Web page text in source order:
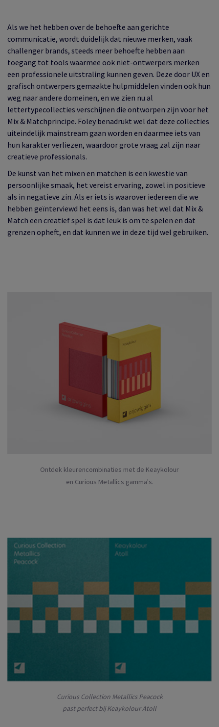
Als we het hebben over de behoefte aan gerichte
communicatie, wordt duidelijk dat nieuwe merken, vaak
challenger brands, steeds meer behoefte hebben aan
toegang tot tools waarmee ook niet-ontwerpers merken
een professionele uitstraling kunnen geven. Deze door UX en
grafisch ontwerpers gemaakte hulpmiddelen vinden ook hun
weg naar andere domeinen, en we zien nu al
lettertypecollecties verschijnen die ontworpen zijn voor het
Mix & Matchprincipe. Foley benadrukt wel dat deze collecties
uiteindelijk mainstream gaan worden en daarmee iets van
hun karakter verliezen, waardoor grote vraag zal zijn naar
creatieve professionals.
De kunst van het mixen en matchen is een kwestie van
persoonlijke smaak, het vereist ervaring, zowel in positieve
als in negatieve zin. Als er iets is waarover iedereen die we
hebben geïnterviewd het eens is, dan was het wel dat Mix &
Match een creatief spel is dat leuk is om te spelen en dat
grenzen opheft, en dat kunnen we in deze tijd wel gebruiken.
Ontdek kleurencombinaties met de Keaykolour
en Curious Metallics gamma's.
Curious Collection Metallics Peacock
past perfect bij Keaykolour Atoll